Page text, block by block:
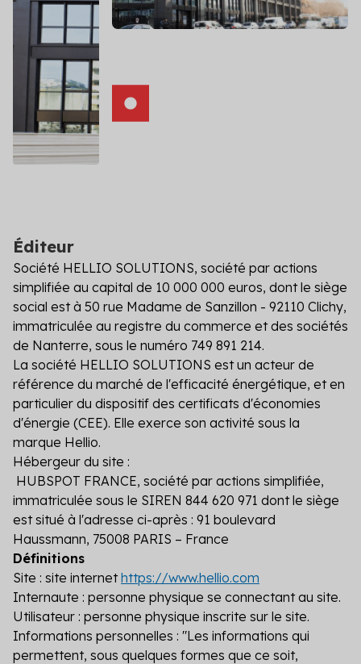
DPE/PPT
Le DPE et PPT sont obligatoires : mettez vos
copropriétés en conformité
Amélioration DPE
Quittez le statut de passoire thermique et évitez
l’interdiction de location
Audit énergétique
Réalisez votre audit et définissez les meilleurs
Assurez la pérennité de votre copropriété avec un
diagnostic complet et adapté
Voir toutes les solutions
Voir toutes nos solutions
Contact
Éditeur
Société HELLIO SOLUTIONS, société par actions
simplifiée au capital de 10 000 000 euros, dont le siège
social est à 50 rue Madame de Sanzillon - 92110 Clichy,
immatriculée au registre du commerce et des sociétés
de Nanterre, sous le numéro 749 891 214.
La société HELLIO SOLUTIONS est un acteur de
référence du marché de l'efficacité énergétique, et en
particulier du dispositif des certificats d'économies
d'énergie (CEE). Elle exerce son activité sous la
marque Hellio.
Hébergeur du site :
HUBSPOT FRANCE, société par actions simplifiée,
immatriculée sous le SIREN 844 620 971 dont le siège
est situé à l'adresse ci-après : 91 boulevard
Haussmann, 75008 PARIS – France
Définitions
Site : site internet https://www.hellio.com
Internaute : personne physique se connectant au site.
Utilisateur : personne physique inscrite sur le site.
Informations personnelles : "Les informations qui
permettent, sous quelques formes que ce soit,